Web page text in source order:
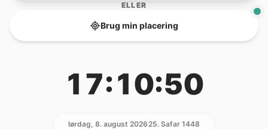
ELLER
Brug min placering
17:10:50
lørdag, 8. august 202625. Safar 1448